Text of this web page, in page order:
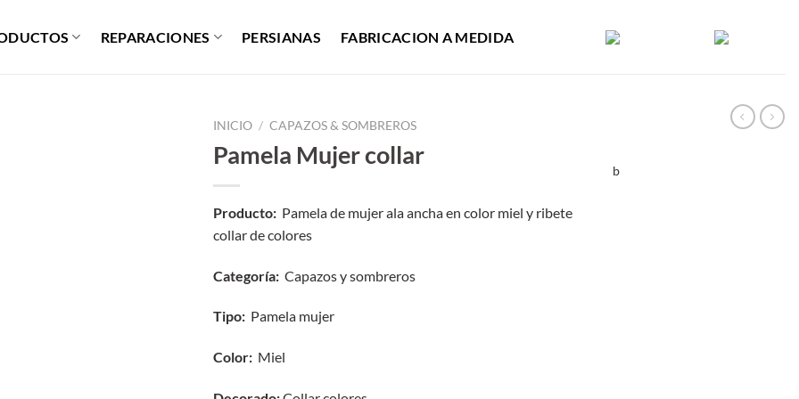
REPARACIONES PERSIANAS FABRICACION A MEDIDA
INICIO / CAPAZOS & SOMBREROS
Pamela Mujer collar
Producto: Pamela de mujer ala ancha en color miel y ribete
collar de colores
Categoría: Capazos y sombreros
Tipo: Pamela mujer
Color: Miel
b